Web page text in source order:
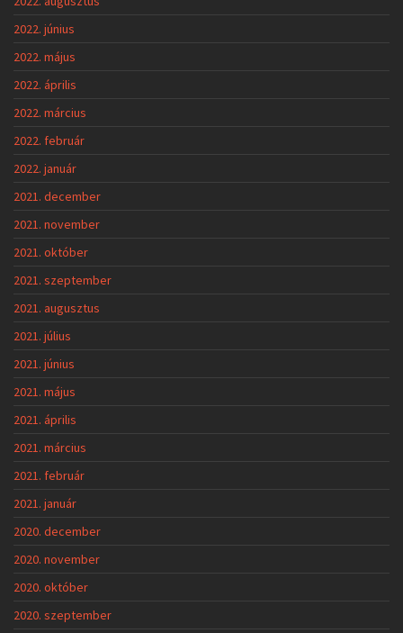
2022. június
2022. május
2022. április
2022. március
2022. február
2022. január
2021. december
2021. november
2021. október
2021. szeptember
2021. augusztus
2021. július
2021. június
2021. május
2021. április
2021. március
2021. február
2021. január
2020. december
2020. november
2020. október
2020. szeptember